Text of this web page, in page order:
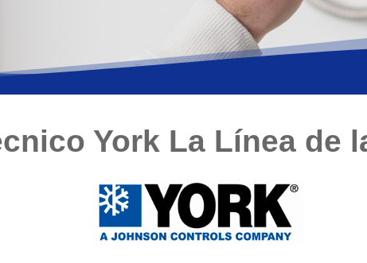
York La Línea de